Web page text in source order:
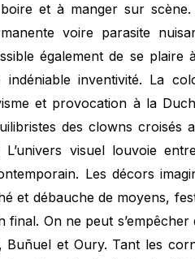
et à manger sur
voire parasite
également de se plaire
indéniable inventivité. La
et provocation à la
des clowns croisés
visuel louvoie
Les décors
et débauche de moyens,
final. On ne peut
Buñuel et Oury. Tant les